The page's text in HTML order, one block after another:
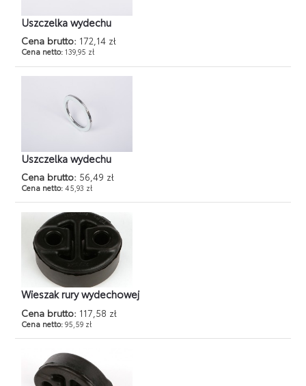
Uszczelka wydechu
Cena brutto: 172,14 zł
Cena netto:139,95 zł
Uszczelka wydechu
Cena brutto: 56,49 zł
Cena netto:45,93 zł
Wieszak rury wydechowej
Cena brutto: 117,58 zł
Cena netto:95,59 zł